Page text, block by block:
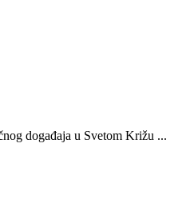
događaja u Svetom Križu ...